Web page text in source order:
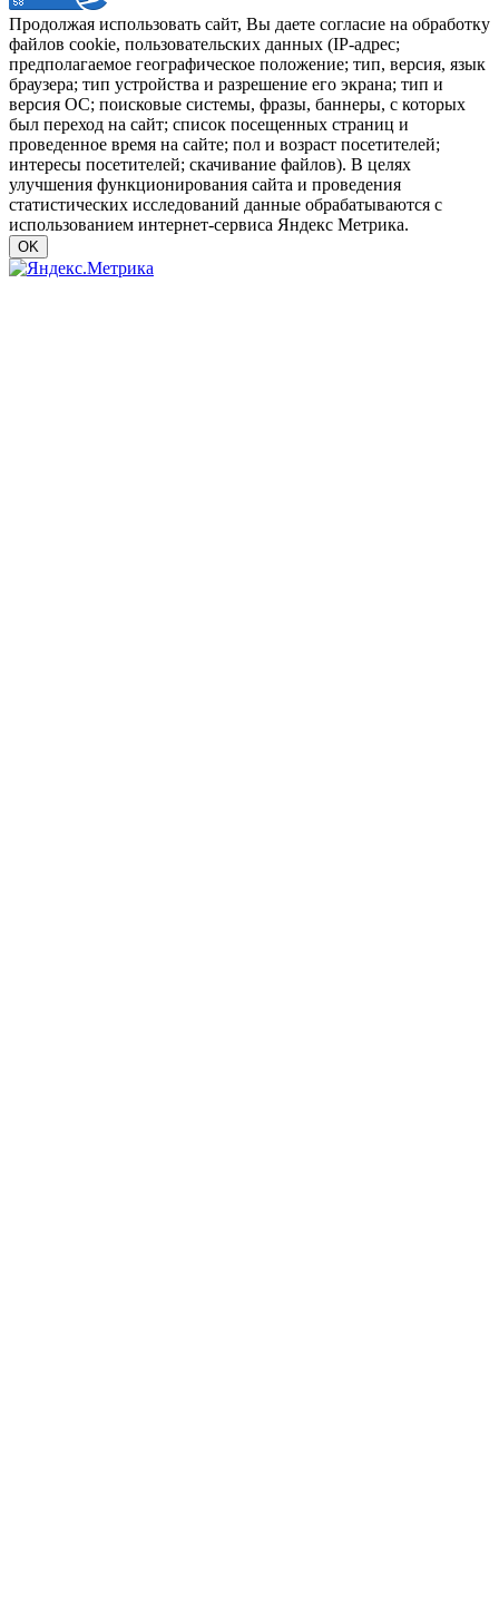
Продолжая использовать сайт, Вы даете согласие на обработку
файлов cookie, пользовательских данных (IP-адрес;
предполагаемое географическое положение; тип, версия, язык
браузера; тип устройства и разрешение его экрана; тип и
версия ОС; поисковые системы, фразы, баннеры, с которых
был переход на сайт; список посещенных страниц и
проведенное время на сайте; пол и возраст посетителей;
интересы посетителей; скачивание файлов). В целях
улучшения функционирования сайта и проведения
статистических исследований данные обрабатываются с
использованием интернет-сервиса Яндекс Метрика.
OK